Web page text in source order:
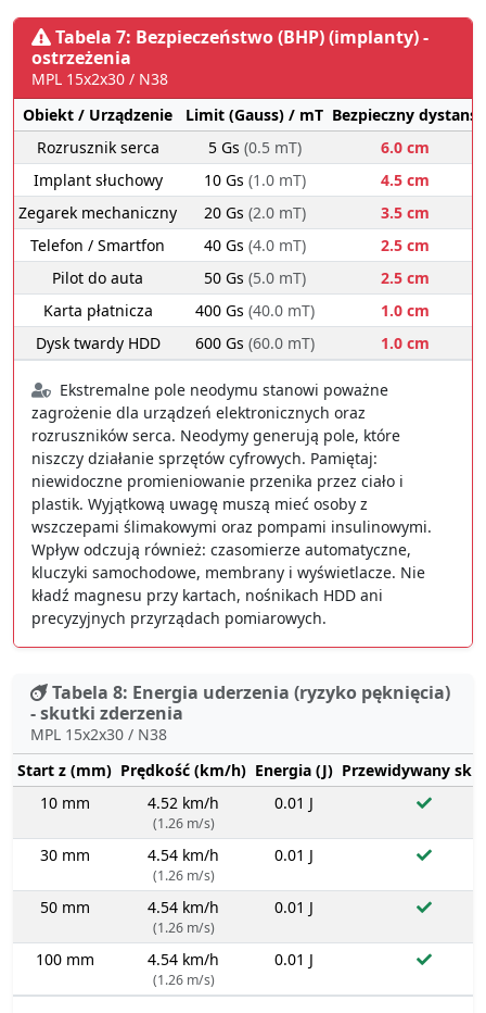
Tabela 7: Bezpieczeństwo (BHP) (implanty) -
ostrzeżenia
MPL 15x2x30 / N38
Obiekt / Urządzenie
Limit (Gauss) / mT Bezpieczny dystans
Rozrusznik serca
5 Gs (0.5 mT)
6.0 cm
Implant słuchowy
10 Gs (1.0 mT)
4.5 cm
Zegarek mechaniczny
20 Gs (2.0 mT)
3.5 cm
Telefon / Smartfon
40 Gs (4.0 mT)
2.5 cm
Pilot do auta
50 Gs (5.0 mT)
2.5 cm
Karta płatnicza
400 Gs (40.0 mT)
1.0 cm
Dysk twardy HDD
600 Gs (60.0 mT) 1.0 cm
Ekstremalne pole neodymu stanowi poważne
zagrożenie dla urządzeń elektronicznych oraz
rozruszników serca. Neodymy generują pole, które
niszczy działanie sprzętów cyfrowych. Pamiętaj:
niewidoczne promieniowanie przenika przez ciało i
plastik. Wyjątkową uwagę muszą mieć osoby z
wszczepami ślimakowymi oraz pompami insulinowymi.
Wpływ odczują również: czasomierze automatyczne,
kluczyki samochodowe, membrany i wyświetlacze. Nie
kładź magnesu przy kartach, nośnikach HDD ani
precyzyjnych przyrządach pomiarowych.
Tabela 8: Energia uderzenia (ryzyko pęknięcia)
- skutki zderzenia
MPL 15x2x30 / N38
Start z (mm) Prędkość (km/h) Energia (J) Przewidywany
10 mm
4.52 km/h
(1.26 m/s)
0.01 J
30 mm 4.54 km/h
(1.26 m/s)
0.01 J
50 mm 4.54 km/h
(1.26 m/s)
0.01 J
100 mm 4.54 km/h
(1.26 m/s)
0.01 J